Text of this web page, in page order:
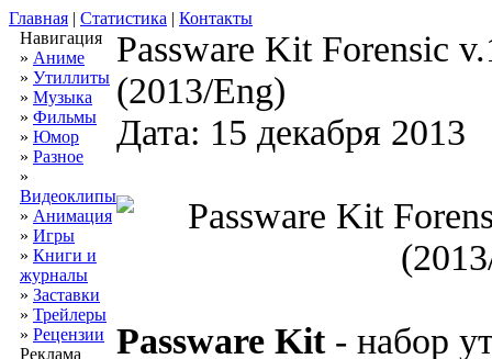
Главная | Статистика | Контакты
Навигация
» Аниме
» Утиллиты
» Музыка
» Фильмы
» Юмор
» Разное
»
Видеоклипы
» Анимация
» Игры
» Книги и
журналы
» Заставки
» Трейлеры
» Рецензии
Реклама
Passware Kit Forensic
(2013/Eng)
Дата: 15 декабря 2013
Passware Kit- набор